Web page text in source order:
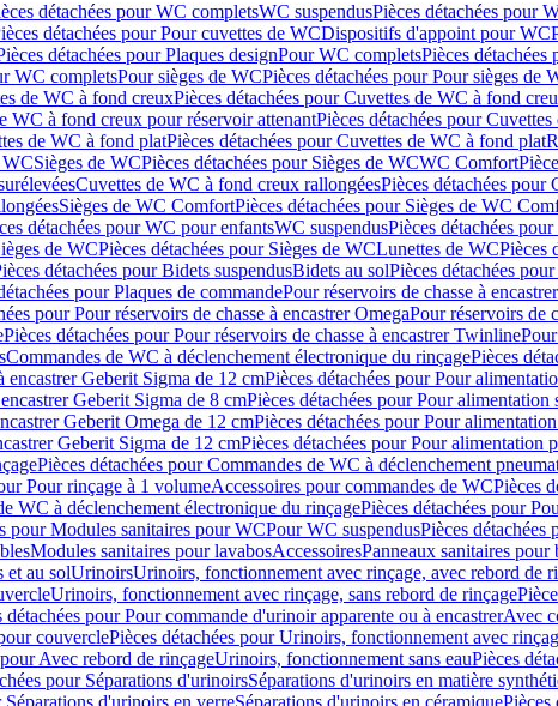
détachées pour WC completsWC suspendusPièces détachées pour
détachées pour Pour cuvettes de WCDispositifs d'appoint pour WC
détachées pour Plaques designPour WC completsPièces
WC completsPour sièges de WCPièces détachées pour Pour sièges de
de WC à fond creuxPièces détachées pour Cuvettes de WC à fond
WC à fond creux pour réservoir attenantPièces détachées pour
de WC à fond platPièces détachées pour Cuvettes de WC à fond plat
WCSièges de WCPièces détachées pour Sièges de WCWC Comfort
Cuvettes de WC à fond creux rallongéesPièces détachées
Sièges de WC ComfortPièces détachées pour Sièges de WC
détachées pour WC pour enfantsWC suspendusPièces détachées
de WCPièces détachées pour Sièges de WCLunettes de WCPièces
détachées pour Bidets suspendusBidets au solPièces détachées
pour Plaques de commandePour réservoirs de chasse à
pour Pour réservoirs de chasse à encastrer OmegaPour réservoirs de
Pièces détachées pour Pour réservoirs de chasse à encastrer Twinline
Commandes de WC à déclenchement électronique du rinçagePièces
encastrer Geberit Sigma de 12 cmPièces détachées pour Pour
Geberit Sigma de 8 cmPièces détachées pour Pour
Geberit Omega de 12 cmPièces détachées pour Pour
Geberit Sigma de 12 cmPièces détachées pour Pour alimentation
Pièces détachées pour Commandes de WC à déclenchement
Pour rinçage à 1 volumeAccessoires pour commandes de WCPièces
WC à déclenchement électronique du rinçagePièces détachées pour
pour Modules sanitaires pour WCPour WC suspendusPièces détachées
Modules sanitaires pour lavabosAccessoiresPanneaux sanitaires pour
et au solUrinoirsUrinoirs, fonctionnement avec rinçage, avec rebord de
Urinoirs, fonctionnement avec rinçage, sans rebord de rinçage
détachées pour Pour commande d'urinoir apparente ou à encastrerAvec
couverclePièces détachées pour Urinoirs, fonctionnement avec
Avec rebord de rinçageUrinoirs, fonctionnement sans eauPièces
pour Séparations d'urinoirsSéparations d'urinoirs en matière
Séparations d'urinoirs en verreSéparations d'urinoirs en céramiquePièces